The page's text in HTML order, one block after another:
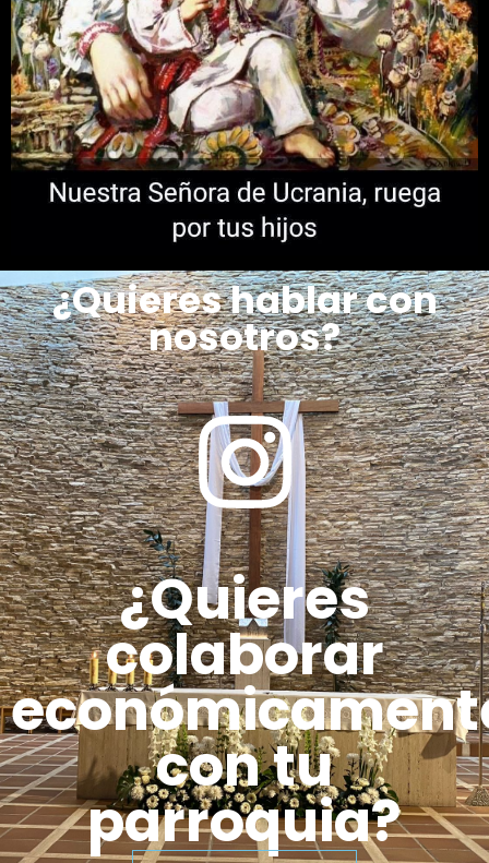
¿Quieres hablar con
nosotros?
¿Quieres
colaborar
con tu
parroquia?